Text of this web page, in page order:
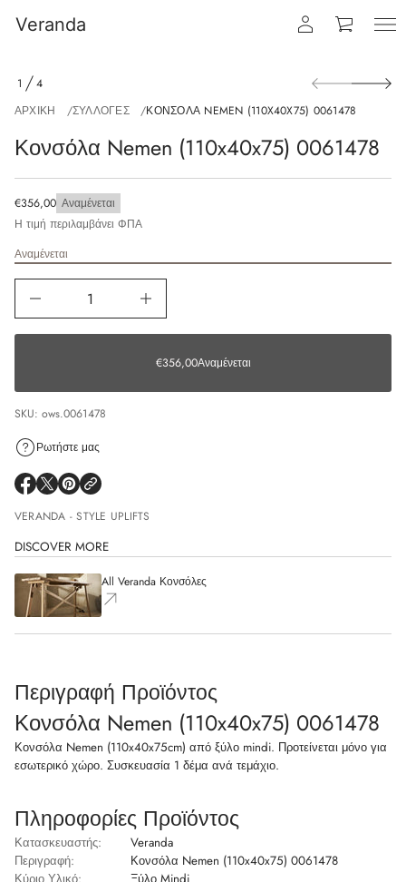
Veranda
1
4
ΑΡΧΙΚΉ
ΣΥΛΛΟΓΈΣ ΚΟΝΣΌΛΑ NEMEN (110X40X75) 0061478
Κονσόλα Nemen (110x40x75) 0061478
€356,00 Αναμένεται
Η τιμή περιλαμβάνει ΦΠΑ
Αναμένεται
€356,00Αναμένεται
SKU: ows.0061478
Ρωτήστε μας
VERANDA - STYLE UPLIFTS
DISCOVER MORE
All Veranda Κονσόλες
Περιγραφή Προϊόντος
Κονσόλα Nemen (110x40x75) 0061478
Κονσόλα Nemen (110x40x75cm) από ξύλο mindi. Προτείνεται μόνο για
εσωτερικό χώρο. Συσκευασία 1 δέμα ανά τεμάχιο.
Πληροφορίες Προϊόντος
Κατασκευαστής:
Veranda
Περιγραφή:
Κονσόλα Nemen (110x40x75) 0061478